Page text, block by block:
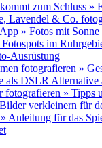
zum Schluss »
Lavendel & Co.
» Fotos mit
Fotospots im
Ausrüstung
fotografieren »
als DSLR
fotografieren » Tipps
verkleinern für
Anleitung für das